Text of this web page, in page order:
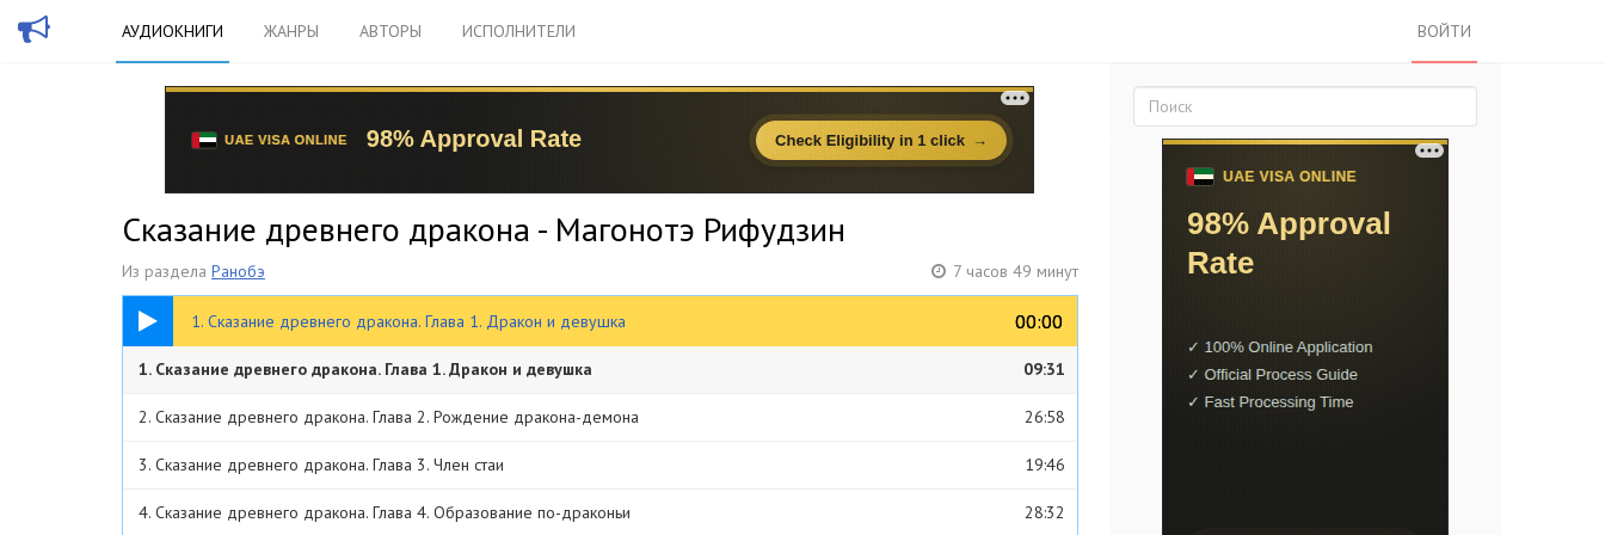
АУДИОКНИГИ ЖАНРЫ АВТОРЫ ИСПОЛНИТЕЛИ ВОЙТИ
Сказание древнего дракона - Магонотэ Рифудзин
Из раздела Ранобэ 7 часов 49 минут
1. Сказание древнего дракона. Глава 1. Дракон и девушка 00:00
00:00
09:31
1. Сказание древнего дракона. Глава 1. Дракон и девушка 09:31
2. Сказание древнего дракона. Глава 2. Рождение дракона-демона 26:58
3. Сказание древнего дракона. Глава 3. Член стаи 19:46
4. Сказание древнего дракона. Глава 4. Образование по-драконьи 28:32